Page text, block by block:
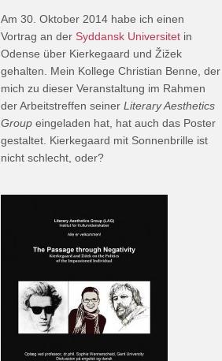
Am 30. Oktober 2014 habe ich einen
Vortrag an der Syddansk Universitetin
Odense über Kierkegaard und Žižek
gehalten. Mein Kollege Christian Benne, der
mich zu dieser Veranstaltung im Rahmen
der Arbeitstreffen seiner Literary Aesthetics
Group eingeladen hat, hat auch das Poster
gestaltet. Kierkegaard mit Sonnenbrille ist
nicht schlecht, oder?